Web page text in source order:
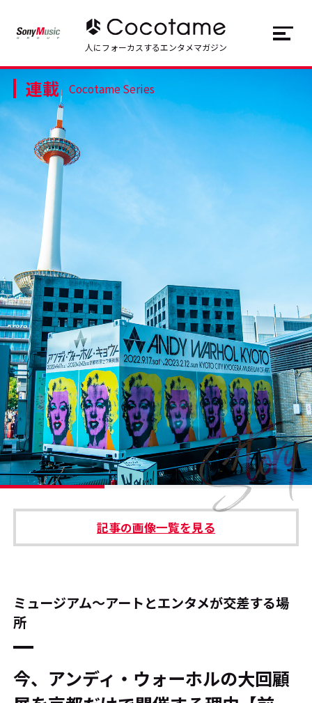
トップ Top
記事一覧
連載一覧
Cocotameとは
#エンタメ業界のちょっといい話
#サステナブルな取り組み #スタッフが語る
#リクルート
運営会社 プライバシーポリシー
本サイトご利用にあたって Cookie Settings
JP EN
人にフォーカスするエンタメマガジン
連載 Cocotame Series
記事の画像一覧を見る
ミュージアム～アートとエンタメが交差する場
所
今、アンディ・ウォーホルの大回顧